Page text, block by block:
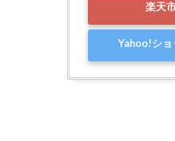
楽天
Yahoo!ショ